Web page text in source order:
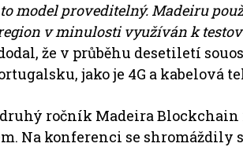
model proveditelný. Madeiru
v minulosti využíván k
že v průběhu desetiletí
jako je 4G a kabelová
ročník Madeira Blockchain
Na konferenci se shromáždily